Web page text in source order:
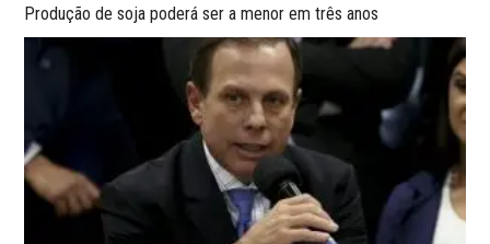
Produção de soja poderá ser a menor em três anos